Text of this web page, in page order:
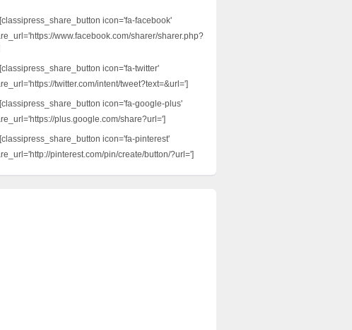
[classipress_share_button icon='fa-facebook'
www.facebook.com/sharer/sharer.php?
[classipress_share_button icon='fa-twitter'
twitter.com/intent/tweet?text=&url=']
[classipress_share_button icon='fa-google-plus'
plus.google.com/share?url=']
[classipress_share_button icon='fa-pinterest'
pinterest.com/pin/create/button/?url=']